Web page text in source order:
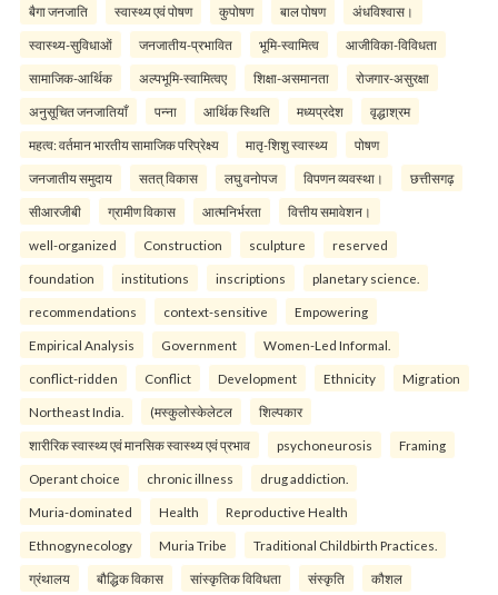
बैगा जनजाति स्वास्थ्य एवं पोषण कुपोषण बाल पोषण अंधविश्वास।
स्वास्थ्य-सुविधाओं जनजातीय-प्रभावित भूमि-स्वामित्व आजीविका-विविधता
सामाजिक-आर्थिक अल्पभूमि-स्वामित्वए शिक्षा-असमानता रोजगार-असुरक्षा
अनुसूचित जनजातियाँ पन्ना आर्थिक स्थिति मध्यप्रदेश वृद्धाश्रम
महत्व: वर्तमान भारतीय सामाजिक परिप्रेक्ष्य मातृ-शिशु स्वास्थ्य पोषण
जनजातीय समुदाय सतत् विकास लघु वनोपज विपणन व्यवस्था। छत्तीसगढ़
सीआरजीबी ग्रामीण विकास आत्मनिर्भरता वित्तीय समावेशन।
well-organized Construction sculpture reserved
foundation institutions inscriptions planetary science.
recommendations context-sensitive Empowering
Empirical Analysis Government Women-Led Informal.
conflict-ridden Conflict Development Ethnicity Migration
Northeast India. (मस्कुलोस्केलेटल शिल्पकार
शारीरिक स्वास्थ्य एवं मानसिक स्वास्थ्य एवं प्रभाव psychoneurosis Framing
Operant choice chronic illness drug addiction.
Muria-dominated Health Reproductive Health
Ethnogynecology Muria Tribe Traditional Childbirth Practices.
ग्रंथालय बौद्धिक विकास सांस्कृतिक विविधता संस्कृति कौशल